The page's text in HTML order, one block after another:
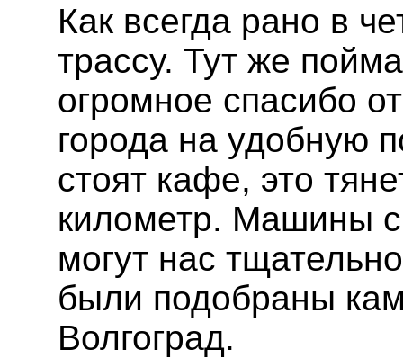
Как всегда рано в
трассу. Тут же
огромное спасибо
города на удобную
стоят кафе, это
километр. Машины
могут нас
были подобраны
Волгоград.